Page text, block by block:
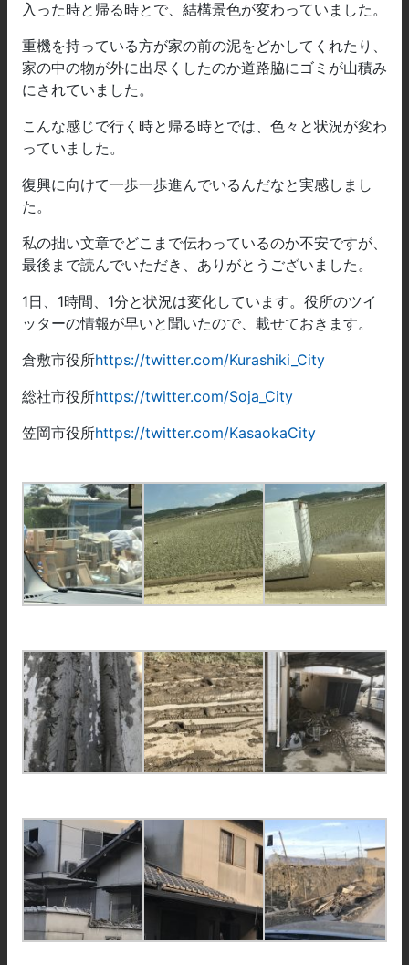
入った時と帰る時とで、結構景色が変わっていました。
重機を持っている方が家の前の泥をどかしてくれたり、
家の中の物が外に出尽くしたのか道路脇にゴミが山積み
にされていました。
こんな感じで行く時と帰る時とでは、色々と状況が変わ
っていました。
復興に向けて一歩一歩進んでいるんだなと実感しまし
た。
私の拙い文章でどこまで伝わっているのか不安ですが、
最後まで読んでいただき、ありがとうございました。
1日、1時間、1分と状況は変化しています。役所のツイ
ッターの情報が早いと聞いたので、載せておきます。
倉敷市役所https://twitter.com/Kurashiki_City
総社市役所https://twitter.com/Soja_City
笠岡市役所https://twitter.com/KasaokaCity